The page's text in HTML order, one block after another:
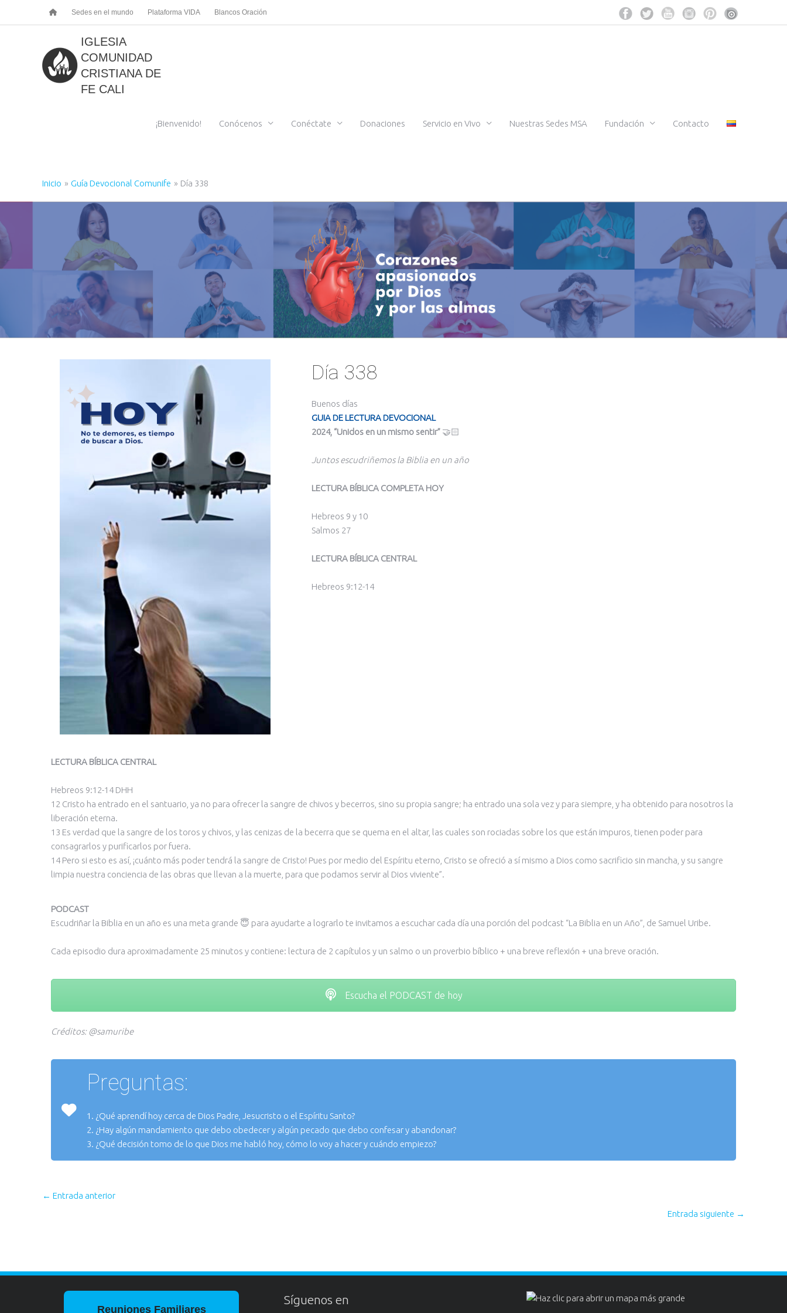
Sedes en el mundo Plataforma VIDA Blancos Oración
IGLESIA
COMUNIDAD
CRISTIANA DE
FE CALI
¡Bienvenido! Conócenos Conéctate Donaciones Servicio en Vivo Nuestras Sedes MSA Fundación Contacto
Inicio Guía Devocional Comunife Día 338
Día 338
Buenos días
GUIA DE LECTURA DEVOCIONAL
2024, “Unidos en un mismo sentir” 🤝🏻
Juntos escudriñemos la Biblia en un año
LECTURA BÍBLICA COMPLETA HOY
Hebreos 9 y 10
Salmos 27
LECTURA BÍBLICA CENTRAL
Hebreos 9:12-14
LECTURA BÍBLICA CENTRAL
Hebreos 9:12-14 DHH
12 Cristo ha entrado en el santuario, ya no para ofrecer la sangre de chivos y becerros, sino su propia sangre; ha entrado una sola vez y para siempre, y ha obtenido para nosotros la
liberación eterna.
13 Es verdad que la sangre de los toros y chivos, y las cenizas de la becerra que se quema en el altar, las cuales son rociadas sobre los que están impuros, tienen poder para
consagrarlos y purificarlos por fuera.
14 Pero si esto es así, ¡cuánto más poder tendrá la sangre de Cristo! Pues por medio del Espíritu eterno, Cristo se ofreció a sí mismo a Dios como sacrificio sin mancha, y su sangre
limpia nuestra conciencia de las obras que llevan a la muerte, para que podamos servir al Dios viviente”.
PODCAST
Escudriñar la Biblia en un año es una meta grande 😇 para ayudarte a lograrlo te invitamos a escuchar cada día una porción del podcast “La Biblia en un Año”, de Samuel Uribe.
Cada episodio dura aproximadamente 25 minutos y contiene: lectura de 2 capítulos y un salmo o un proverbio bíblico + una breve reflexión + una breve oración.
Escucha el PODCAST de hoy
Créditos: @samuribe
Preguntas:
1. ¿Qué aprendí hoy cerca de Dios Padre, Jesucristo o el Espíritu Santo?
2. ¿Hay algún mandamiento que debo obedecer y algún pecado que debo confesar y abandonar?
3. ¿Qué decisión tomo de lo que Dios me habló hoy, cómo lo voy a hacer y cuándo empiezo?
← Entrada anterior
Entrada siguiente →
Reuniones Familiares
Síguenos en